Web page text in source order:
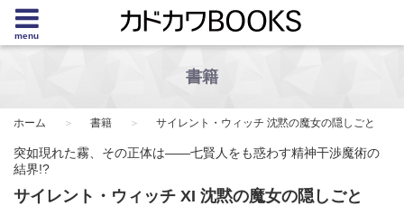
menu
書籍
ホーム 書籍 サイレント・ウィッチ 沈黙の魔女の隠しごと
突如現れた霧、その正体は――七賢人をも惑わす精神干渉魔術の
結界!?
サイレント・ウィッチ XI 沈黙の魔女の隠しごと